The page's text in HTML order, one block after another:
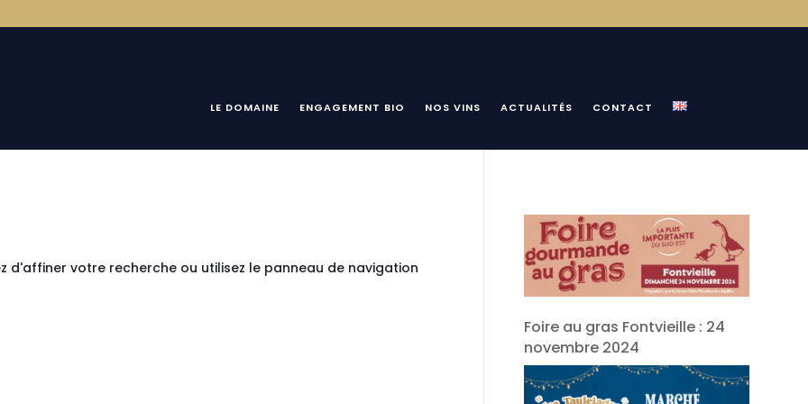
LE DOMAINE ENGAGEMENT BIO NOS VINS ACTUALITÉS CONTACT
d'affiner votre recherche ou utilisez le panneau de navigation
Foire au gras Fontvieille : 24
novembre 2024